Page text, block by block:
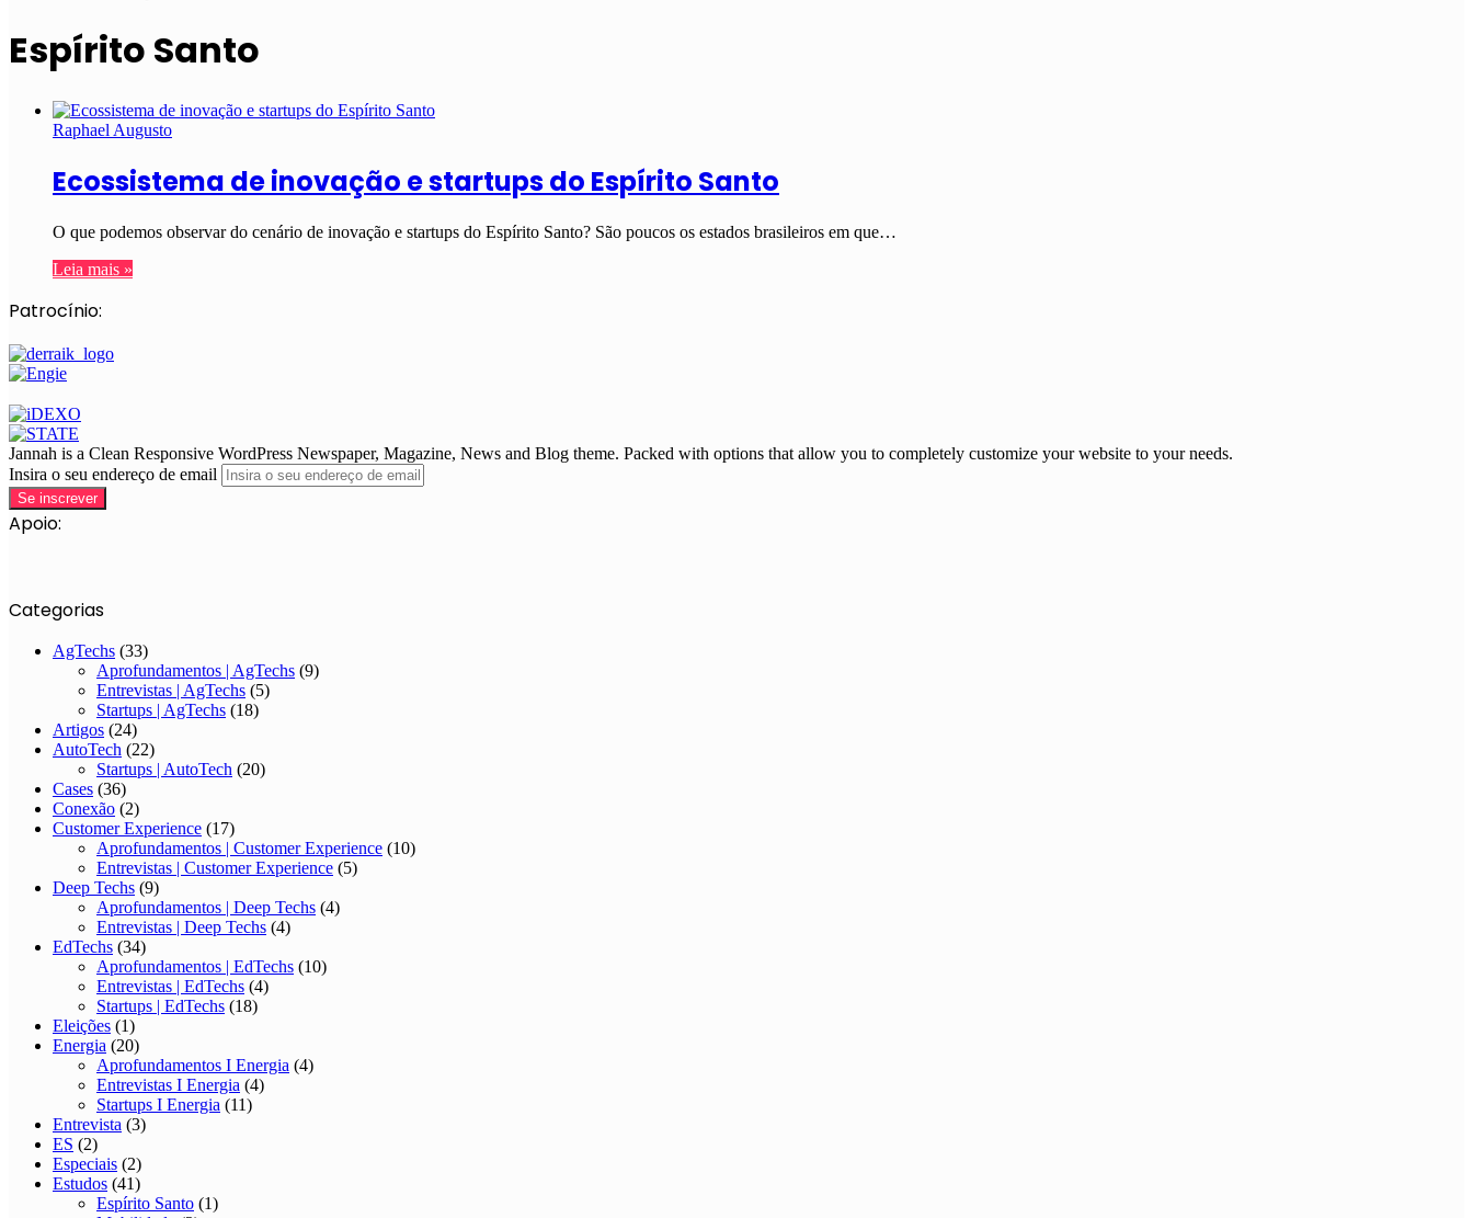
Espírito Santo
Raphael Augusto
Ecossistema de inovação e startups do Espírito Santo
O que podemos observar do cenário de inovação e startups do Espírito Santo? São poucos os estados brasileiros em que…
Leia mais »
Patrocínio:
Jannah is a Clean Responsive WordPress Newspaper, Magazine, News and Blog theme. Packed with options that allow you to completely customize your website to your needs.
Insira o seu endereço de email
Apoio:
Categorias
AgTechs (33)
Aprofundamentos | AgTechs (9)
Entrevistas | AgTechs (5)
Startups | AgTechs (18)
Artigos (24)
AutoTech (22)
Startups | AutoTech (20)
Cases (36)
Conexão (2)
Customer Experience (17)
Aprofundamentos | Customer Experience (10)
Entrevistas | Customer Experience (5)
Deep Techs (9)
Aprofundamentos | Deep Techs (4)
Entrevistas | Deep Techs (4)
EdTechs (34)
Aprofundamentos | EdTechs (10)
Entrevistas | EdTechs (4)
Startups | EdTechs (18)
Eleições (1)
Energia (20)
Aprofundamentos I Energia (4)
Entrevistas I Energia (4)
Startups I Energia (11)
Entrevista (3)
ES (2)
Especiais (2)
Estudos (41)
Espírito Santo (1)